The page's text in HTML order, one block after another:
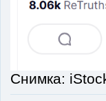
Снимка: